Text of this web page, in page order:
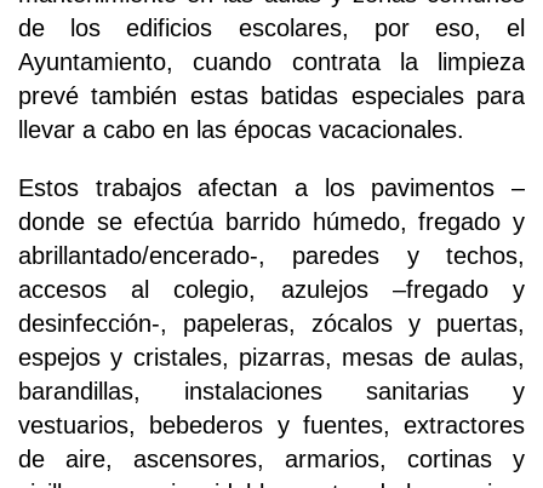
de los edificios escolares, por eso, el
Ayuntamiento, cuando contrata la limpieza
prevé también estas batidas especiales para
llevar a cabo en las épocas vacacionales.
Estos trabajos afectan a los pavimentos –
donde se efectúa barrido húmedo, fregado y
abrillantado/encerado-, paredes y techos,
accesos al colegio, azulejos –fregado y
desinfección-, papeleras, zócalos y puertas,
espejos y cristales, pizarras, mesas de aulas,
barandillas, instalaciones sanitarias y
vestuarios, bebederos y fuentes, extractores
de aire, ascensores, armarios, cortinas y